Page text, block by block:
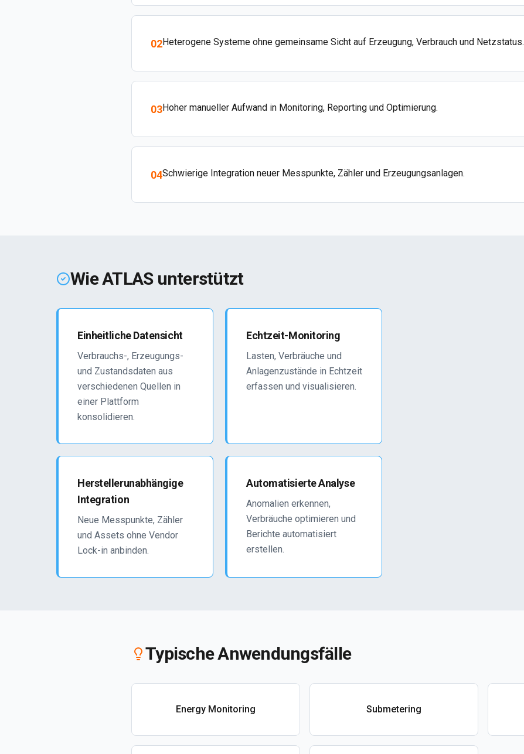
02Heterogene Systeme ohne gemeinsame Sicht auf Erzeugung, Verbrauch und Netzstatus.
03Hoher manueller Aufwand in Monitoring, Reporting und Optimierung.
04Schwierige Integration neuer Messpunkte, Zähler und Erzeugungsanlagen.
Wie ATLAS unterstützt
Einheitliche Datensicht
Verbrauchs-, Erzeugungs-
und Zustandsdaten aus
verschiedenen Quellen in
einer Plattform
konsolidieren.
Echtzeit-Monitoring
Lasten, Verbräuche und
Anlagenzustände in Echtzeit
erfassen und visualisieren.
Herstellerunabhängige
Integration
Neue Messpunkte, Zähler
und Assets ohne Vendor
Lock-in anbinden.
Automatisierte Analyse
Anomalien erkennen,
Verbräuche optimieren und
Berichte automatisiert
erstellen.
Typische Anwendungsfälle
Energy Monitoring Submetering